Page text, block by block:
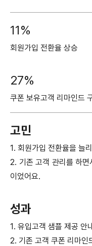
11%
회원가입 전환율 상승
27%
쿠폰 보유고객 리마인드
고민
1. 회원가입 전환율을 늘
2. 기존 고객 관리를 하면
이었어요.
성과
1. 유입고객 샘플 제공 안
2. 기존 고객 쿠폰 리마인